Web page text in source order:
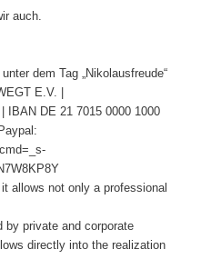
auch.
dem Tag „Nikolausfreude“
E.V. |
IBAN DE 21 7015 0000 1000
allows not only a professional
by private and corporate
directly into the realization